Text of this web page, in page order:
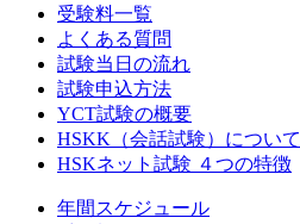
受験料一覧
よくある質問
試験当日の流れ
試験申込方法
YCT試験の概要
HSKK（会話試験）について
HSKネット試験 ４つの特徴
年間スケジュール